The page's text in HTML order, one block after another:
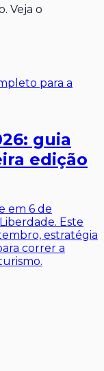
Veja o
guia
edição
em 6 de
Este
estratégia
correr a